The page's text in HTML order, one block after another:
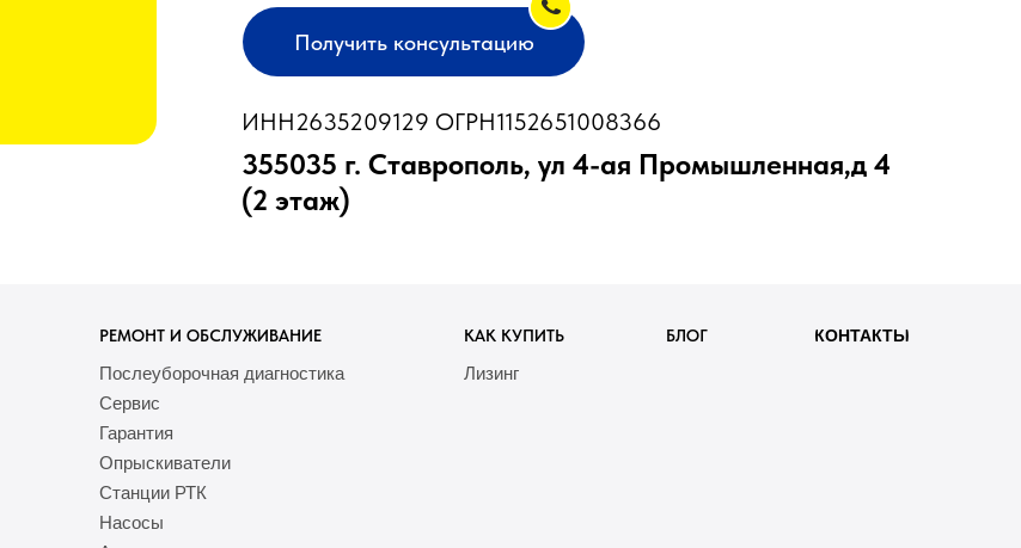
Получить консультацию
355035 г. Ставрополь, ул 4-ая Промышленная,д 4
(2 этаж)
ИНН2635209129 ОГРН1152651008366
КОНТАКТЫ
РЕМОНТ И ОБСЛУЖИВАНИЕ КАК КУПИТЬ БЛОГ
Послеуборочная диагностика
Сервис
Гарантия
Опрыскиватели
Станции РТК
Насосы
Лизинг